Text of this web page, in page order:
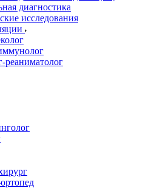
диагностика
исследования
реаниматолог